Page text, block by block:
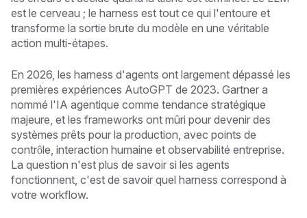
est le cerveau ; le harness est tout ce qui l'entoure et
transforme la sortie brute du modèle en une véritable
action multi-étapes.
En 2026, les harness d'agents ont largement dépassé les
premières expériences AutoGPT de 2023. Gartner a
nommé l'IA agentique comme tendance stratégique
majeure, et les frameworks ont mûri pour devenir des
systèmes prêts pour la production, avec points de
contrôle, interaction humaine et observabilité entreprise.
La question n'est plus de savoir si les agents
fonctionnent, c'est de savoir quel harness correspond à
votre workflow.